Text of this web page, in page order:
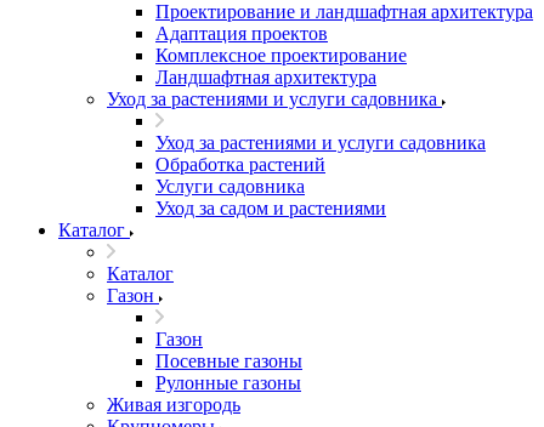
Проектирование и ландшафтная архитектура
Адаптация проектов
Комплексное проектирование
Ландшафтная архитектура
Уход за растениями и услуги садовника
Уход за растениями и услуги садовника
Обработка растений
Услуги садовника
Уход за садом и растениями
Каталог
Каталог
Газон
Газон
Посевные газоны
Рулонные газоны
Живая изгородь